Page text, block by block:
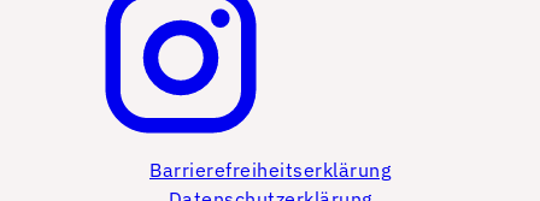
Barrierefreiheitserklärung